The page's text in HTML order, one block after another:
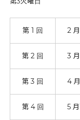
第 1 回 2 月
第 2 回 3 月
第 3 回 4 月
第 4 回 5 月